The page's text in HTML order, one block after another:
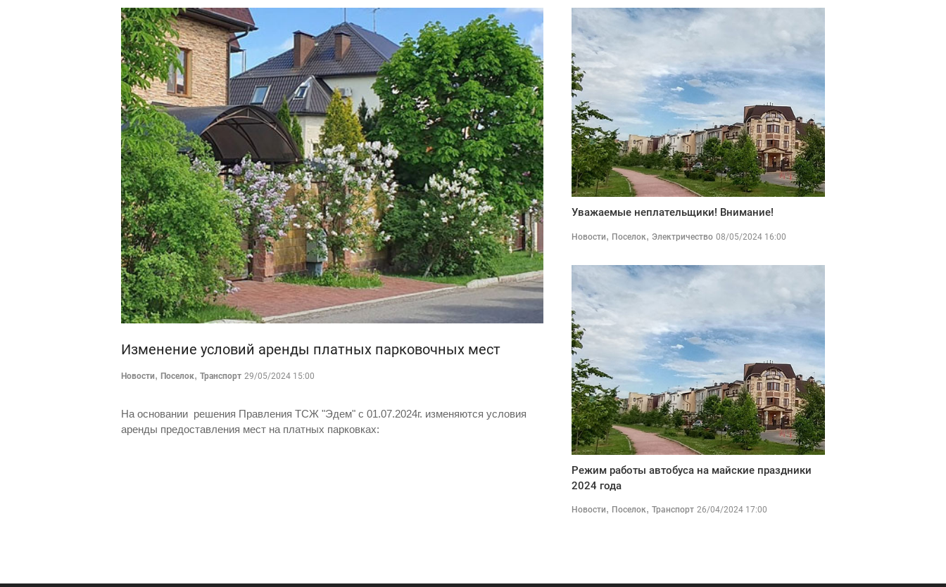
Изменение условий аренды платных парковочных мест
Новости, Поселок, Транспорт 29/05/2024 15:00
На основании решения Правления ТСЖ "Эдем" с 01.07.2024г. изменяются условия
аренды предоставления мест на платных парковках:
Уважаемые неплательщики! Внимание!
Новости, Поселок, Электричество 08/05/2024 16:00
Режим работы автобуса на майские праздники
2024 года
Новости, Поселок, Транспорт 26/04/2024 17:00